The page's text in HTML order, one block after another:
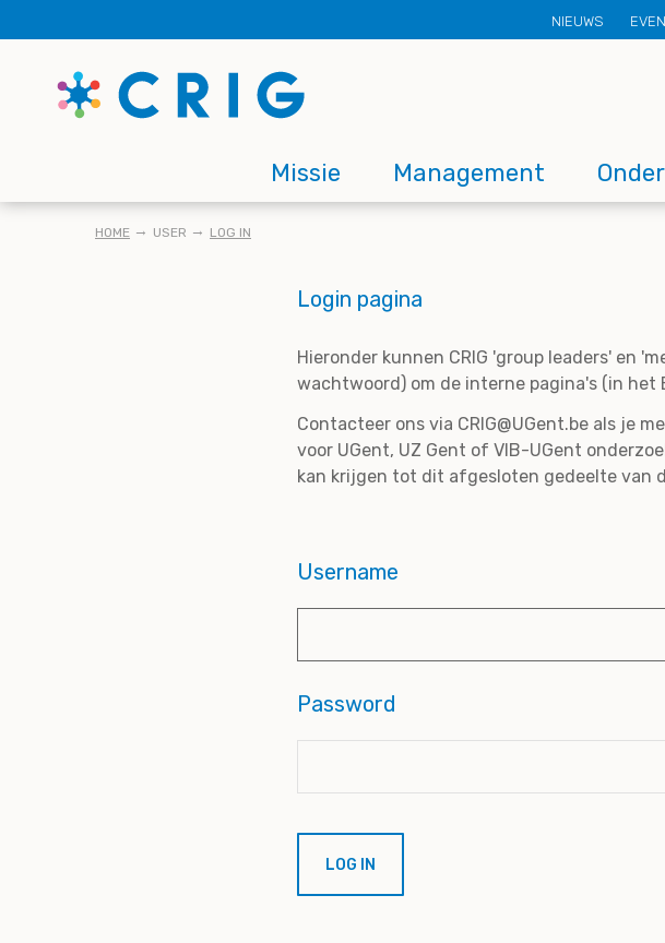
to
content
menu
NIEUWS
Main
navigation
Missie Management
KRUIMELPAD
HOME USER LOG IN
Login pagina
Hieronder kunnen CRIG 'group leaders' en
wachtwoord) om de interne pagina's (in het
Contacteer ons via CRIG@UGent.be als je
voor UGent, UZ Gent of VIB-UGent
kan krijgen tot dit afgesloten gedeelte van
Username
Password